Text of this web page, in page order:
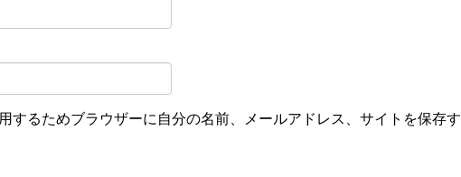
するためブラウザーに自分の名前、メールアドレス、サイトを保存す